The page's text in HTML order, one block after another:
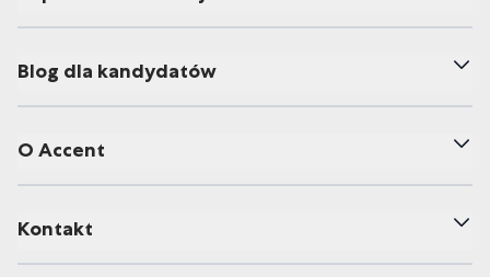
Blog dla kandydatów
O Accent
Kontakt